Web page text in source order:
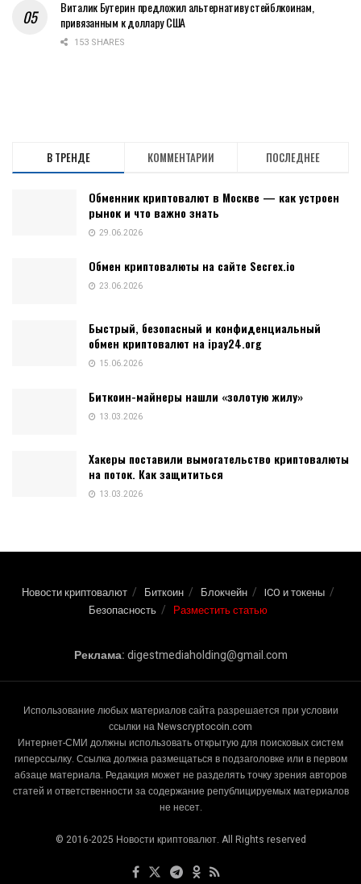
Виталик Бутерин предложил альтернативу стейблкоинам,
привязанным к доллару США
153 SHARES
В ТРЕНДЕ КОММЕНТАРИИ ПОСЛЕДНЕЕ
Обменник криптовалют в Москве — как устроен
рынок и что важно знать
29.06.2026
Обмен криптовалюты на сайте Secrex.io
23.06.2026
Быстрый, безопасный и конфиденциальный
обмен криптовалют на ipay24.org
15.06.2026
Биткоин-майнеры нашли «золотую жилу»
13.03.2026
Хакеры поставили вымогательство криптовалюты
на поток. Как защититься
13.03.2026
Новости криптовалют Биткоин Блокчейн
ICO и токены
Безопасность
Разместить статью
Реклама:digestmediaholding@gmail.com
Использование любых материалов сайта разрешается при условии
ссылки на Newscryptocoin.com
Интернет-СМИ должны использовать открытую для поисковых систем
гиперссылку. Ссылка должна размещаться в подзаголовке или в первом
абзаце материала. Редакция может не разделять точку зрения авторов
статей и ответственности за содержание републицируемых материалов
не несет.
© 2016-2025 Новости криптовалют. All Rights reserved